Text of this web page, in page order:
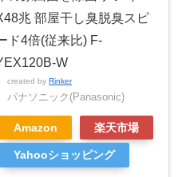
兆 部屋干し臭脱臭スピ
ド4倍(従来比) F-
W
created by Rinker
パナソニック(Panasonic)
Amazon 楽天市場
Yahooショッピング